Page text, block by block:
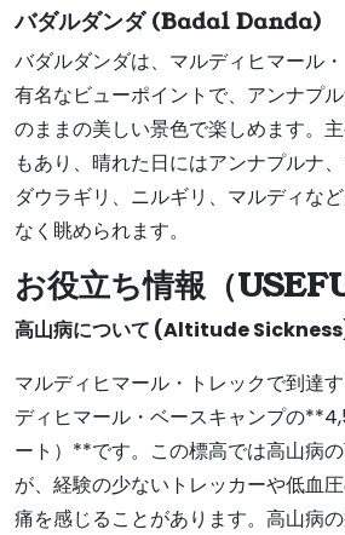
バダルダンダ (Badal Danda)
バダルダンダは、マルディヒマール
有名なビューポイントで、アンナプ
のままの美しい景色で楽しめます。
もあり、晴れた日にはアンナプルナ、
ダウラギリ、ニルギリ、マルディな
なく眺められます。
お役立ち情報（
高山病について (Altitude
マルディヒマール・トレックで到達
ディヒマール・ベースキャンプの
ート）**です。この標高では高山病
が、経験の少ないトレッカーや低血
痛を感じることがあります。高山病